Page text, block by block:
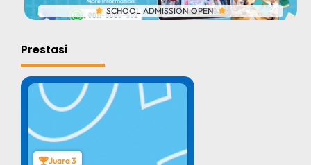
SCHOOL ADMISSION OPEN!
Prestasi
Juara 3